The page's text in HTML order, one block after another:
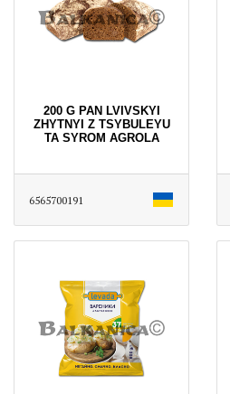
200 G PAN LVIVSKYI
ZHYTNYI Z TSYBULEYU
TA SYROM AGROLA
6565700191